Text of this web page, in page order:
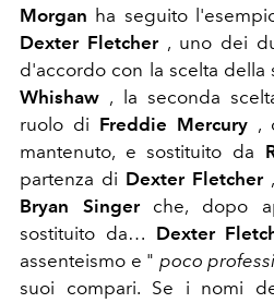
Morgan ha seguito
Dexter Fletcher, uno dei
d'accordo con la scelta della
Whishaw , la seconda
ruolo di Freddie Mercury ,
mantenuto, e sostituito da
partenza di Dexter Fletcher,
Bryan Singerche, dopo
sostituito da… Dexter
assenteismo e " poco
suoi compari. Se i nomi